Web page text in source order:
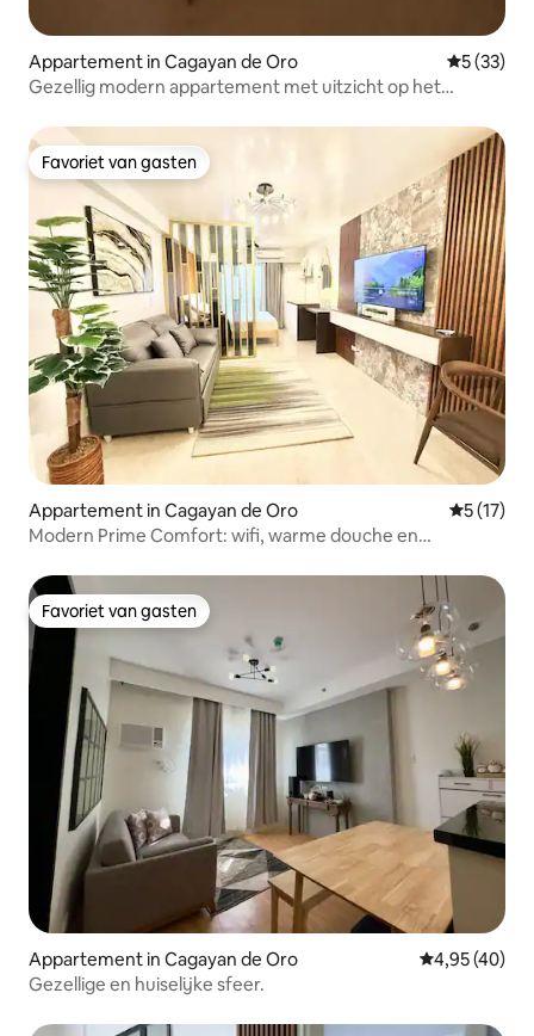
Appartement in Cagayan de Oro
5 (33)
Gezellig modern appartement met uitzicht op het
Favoriet van gasten
Favoriet van gasten
Appartement in Cagayan de Oro
5 (17)
Modern Prime Comfort: wifi, warme douche en
Favoriet van gasten
Favoriet van gasten
Appartement in Cagayan de Oro Gemiddelde
4,95 (40)
Gezellige en huiselijke sfeer.